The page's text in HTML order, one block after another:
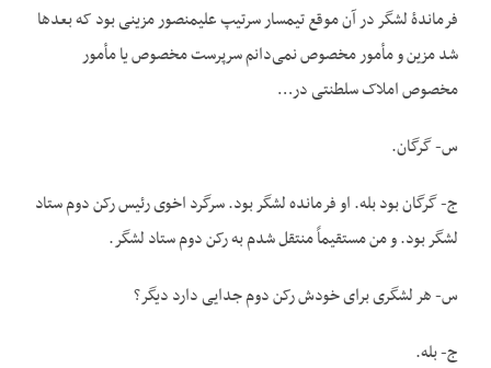
فرماندۀ لشگر در آن ‌موقع تیمسار سرتیپ علی‏منصور مزینی بود که بعدها
شد مزین و مأمور مخصوص نمی‌دانم سرپرست مخصوص یا مأمور
مخصوص املاک سلطنتی در…
س- گرگان.
ج- گرگان بود بله. او فرمانده لشگر بود. سرگرد اخوی رئیس رکن دوم ستاد
لشگر بود. و من مستقیماً منتقل شدم به رکن دوم ستاد لشگر.
س- هر لشگری برای خودش رکن دوم جدایی دارد دیگر؟
ج- بله.